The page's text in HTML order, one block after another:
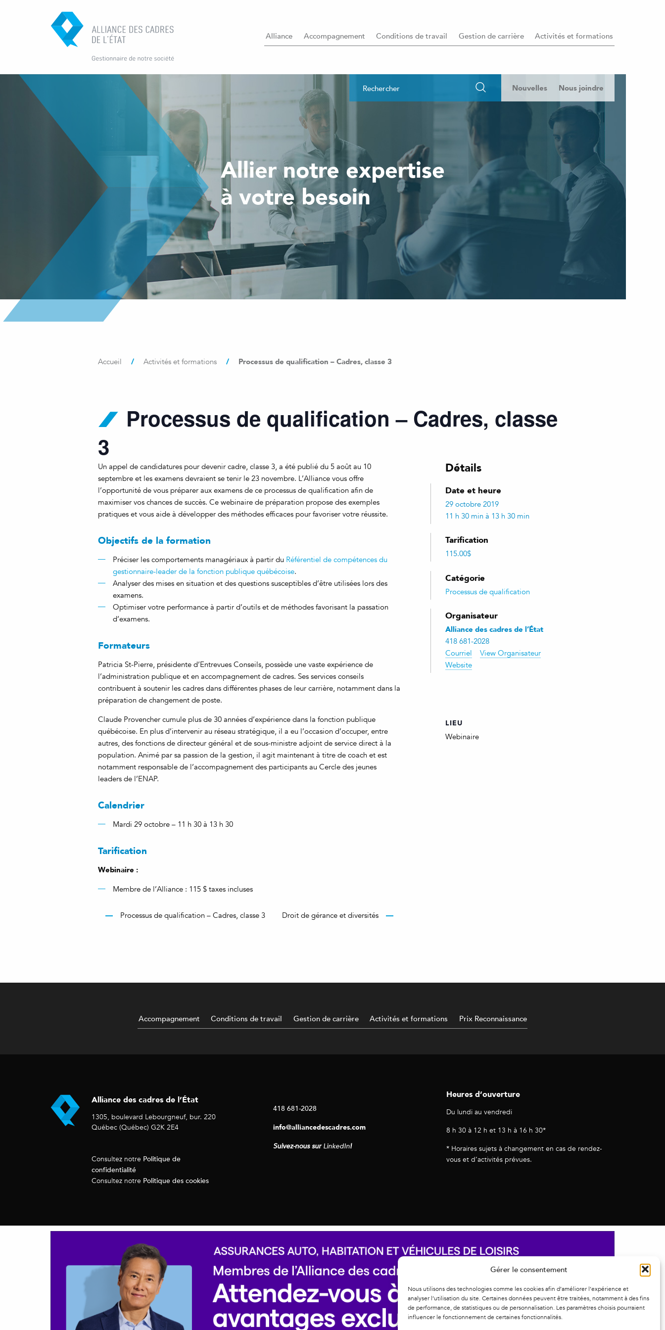
Gérer le consentement
Nous utilisons des technologies comme les cookies afin d’améliorer l’expérience et
analyser l’utilisation du site. Certaines données peuvent être traitées, notamment à des fins
de performance, de statistiques ou de personnalisation. Les paramètres choisis pourraient
influencer le fonctionnement de certaines fonctionnalités.
Alliance Accompagnement Conditions de travail Gestion de carrière Activités et formations
Nouvelles Nous joindre
Allier notre expertise
à votre besoin
Accueil / Activités et formations / Processus de qualification – Cadres, classe 3
Processus de qualification – Cadres, classe
3
Détails
Date et heure
29 octobre 2019
11 h 30 min à 13 h 30 min
Tarification
115.00$
Catégorie
Processus de qualification
Organisateur
Alliance des cadres de l’État
418 681-2028
Courriel
View Organisateur
Website
LIEU
Webinaire
Un appel de candidatures pour devenir cadre, classe 3, a été publié du 5 août au 10
septembre et les examens devraient se tenir le 23 novembre. L’Alliance vous offre
l’opportunité de vous préparer aux examens de ce processus de qualification afin de
maximiser vos chances de succès. Ce webinaire de préparation propose des exemples
pratiques et vous aide à développer des méthodes efficaces pour favoriser votre réussite.
Objectifs de la formation
Préciser les comportements managériaux à partir du Référentiel de compétences du
gestionnaire-leader de la fonction publique québécoise.
Analyser des mises en situation et des questions susceptibles d’être utilisées lors des
examens.
Optimiser votre performance à partir d’outils et de méthodes favorisant la passation
d’examens.
Formateurs
Patricia St-Pierre, présidente d’Entrevues Conseils, possède une vaste expérience de
l’administration publique et en accompagnement de cadres. Ses services conseils
contribuent à soutenir les cadres dans différentes phases de leur carrière, notamment dans la
préparation de changement de poste.
Claude Provencher cumule plus de 30 années d’expérience dans la fonction publique
québécoise. En plus d’intervenir au réseau stratégique, il a eu l’occasion d’occuper, entre
autres, des fonctions de directeur général et de sous-ministre adjoint de service direct à la
population. Animé par sa passion de la gestion, il agit maintenant à titre de coach et est
notamment responsable de l’accompagnement des participants au Cercle des jeunes
leaders de l’ENAP.
Calendrier
Mardi 29 octobre – 11 h 30 à 13 h 30
Tarification
Webinaire :
Membre de l’Alliance : 115 $ taxes incluses
Processus de qualification – Cadres, classe 3 Droit de gérance et diversités
Accompagnement Conditions de travail Gestion de carrière Activités et formations Prix Reconnaissance
Alliance des cadres de l’État
1305, boulevard Lebourgneuf, bur. 220
Québec (Québec) G2K 2E4
Consultez notre Politique de
confidentialité
Consultez notre Politique des cookies
418 681-2028
info@alliancedescadres.com
Suivez-nous surLinkedIn!
Heures d’ouverture
Du lundi au vendredi
8 h 30 à 12 h et 13 h à 16 h 30*
* Horaires sujets à changement en cas de rendez-
vous et d’activités prévues.